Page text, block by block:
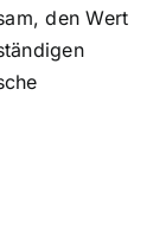
den Wert